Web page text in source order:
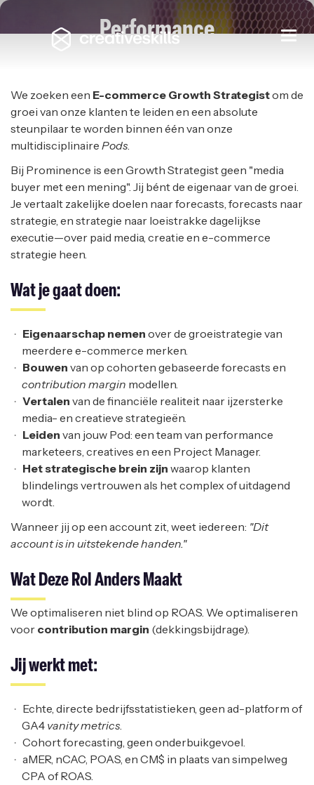
Performance
PROMINENCE |REMOTE
We zoeken een E-commerce Growth Strategistom de
groei van onze klanten te leiden en een absolute
steunpilaar te worden binnen één van onze
multidisciplinaire Pods.
Bij Prominence is een Growth Strategist geen "media
buyer met een mening". Jij bént de eigenaar van de groei.
Je vertaalt zakelijke doelen naar forecasts, forecasts naar
strategie, en strategie naar loeistrakke dagelijkse
executie—over paid media, creatie en e-commerce
strategie heen.
Wat je gaat doen:
Eigenaarschap nemen over de groeistrategie van
meerdere e-commerce merken.
Bouwen van op cohorten gebaseerde forecasts en
contribution margin modellen.
Vertalen van de financiële realiteit naar ijzersterke
media- en creatieve strategieën.
Leiden van jouw Pod: een team van performance
marketeers, creatives en een Project Manager.
Het strategische brein zijn waarop klanten
blindelings vertrouwen als het complex of uitdagend
wordt.
Wanneer jij op een account zit, weet iedereen: "Dit
account is in uitstekende handen."
Wat Deze Rol Anders Maakt
We optimaliseren niet blind op ROAS. We optimaliseren
voor contribution margin (dekkingsbijdrage).
Jij werkt met:
Echte, directe bedrijfsstatistieken, geen ad-platform of
GA4 vanity metrics.
Cohort forecasting, geen onderbuikgevoel.
aMER, nCAC, POAS, en CM$ in plaats van simpelweg
CPA of ROAS.